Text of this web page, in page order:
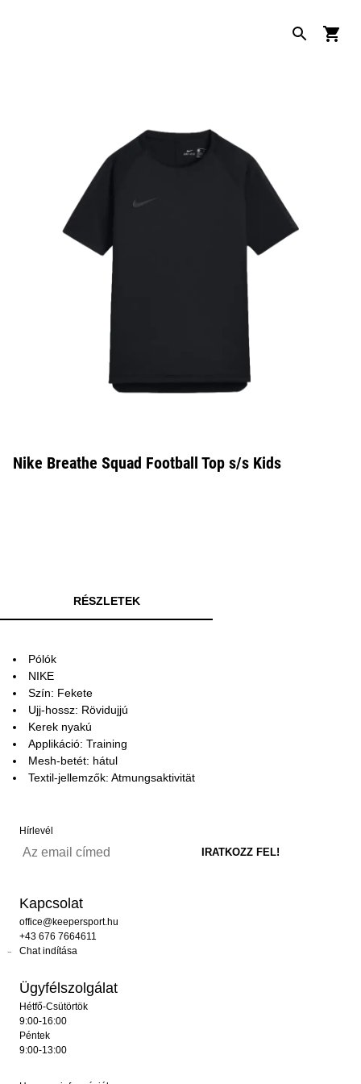
Nike Breathe Squad Football Top s/s Kids
RÉSZLETEK
Pólók
NIKE
Szín: Fekete
Ujj-hossz: Rövidujjú
Kerek nyakú
Applikáció: Training
Mesh-betét: hátul
Textil-jellemzők: Atmungsaktivität
Hírlevél
Kapcsolat
office@keepersport.hu
+43 676 7664611
Chat indítása
Ügyfélszolgálat
Hétfő-Csütörtök
9:00-16:00
Péntek
9:00-13:00